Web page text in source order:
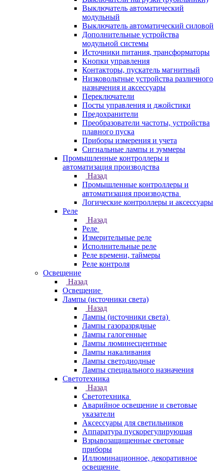
Выключатель автоматический
модульный
Выключатель автоматический силовой
Дополнительные устройства
модульной системы
Источники питания, трансформаторы
Кнопки управления
Контакторы, пускатель магнитный
Низковольтные устройства различного
назначения и аксессуары
Переключатели
Посты управления и джойстики
Предохранители
Преобразователи частоты, устройства
плавного пуска
Приборы измерения и учета
Сигнальные лампы и зуммеры
Промышленные контроллеры и
автоматизация производства
Назад
Промышленные контроллеры и
автоматизация производства
Логические контроллеры и аксессуары
Реле
Назад
Реле
Измерительные реле
Исполнительные реле
Реле времени, таймеры
Реле контроля
Освещение
Назад
Освещение
Лампы (источники света)
Назад
Лампы (источники света)
Лампы газоразрядные
Лампы галогенные
Лампы люминесцентные
Лампы накаливания
Лампы светодиодные
Лампы специального назначения
Светотехника
Назад
Светотехника
Аварийное освещение и световые
указатели
Аксессуары для светильников
Аппаратура пускорегулирующая
Взрывозащищенные световые
приборы
Иллюминационное, декоративное
освещение